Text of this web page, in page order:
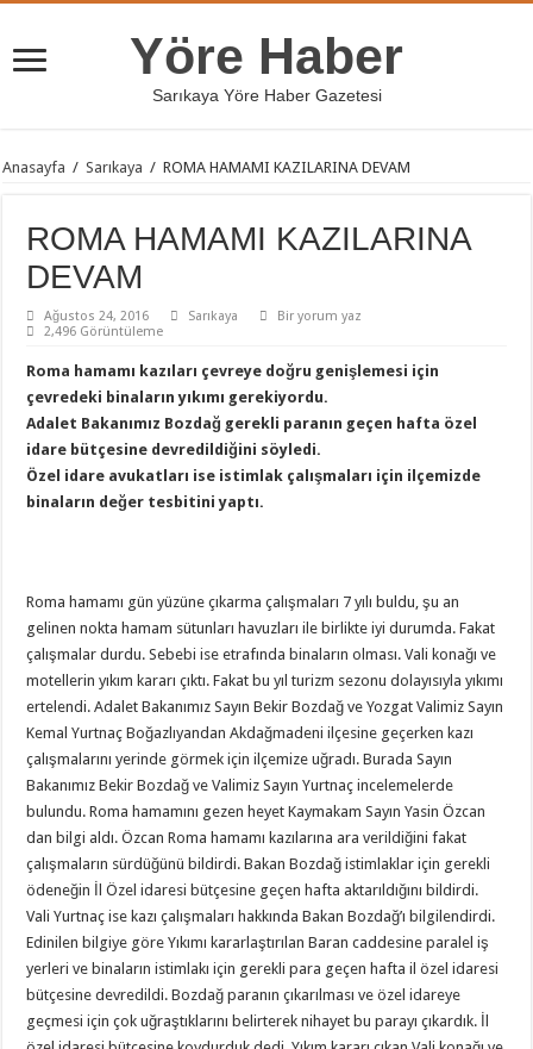
Yöre Haber
Sarıkaya Yöre Haber Gazetesi
Anasayfa / Sarıkaya / ROMA HAMAMI KAZILARINA DEVAM
ROMA HAMAMI KAZILARINA
DEVAM
Ağustos 24, 2016 Sarıkaya
Bir yorum yaz
2,496 Görüntüleme
Roma hamamı kazıları çevreye doğru genişlemesi için
çevredeki binaların yıkımı gerekiyordu.
Adalet Bakanımız Bozdağ gerekli paranın geçen hafta özel
idare bütçesine devredildiğini söyledi.
Özel idare avukatları ise istimlak çalışmaları için ilçemizde
binaların değer tesbitini yaptı.
Roma hamamı gün yüzüne çıkarma çalışmaları 7 yılı buldu, şu an
gelinen nokta hamam sütunları havuzları ile birlikte iyi durumda. Fakat
çalışmalar durdu. Sebebi ise etrafında binaların olması. Vali konağı ve
motellerin yıkım kararı çıktı. Fakat bu yıl turizm sezonu dolayısıyla yıkımı
ertelendi. Adalet Bakanımız Sayın Bekir Bozdağ ve Yozgat Valimiz Sayın
Kemal Yurtnaç Boğazlıyandan Akdağmadeni ilçesine geçerken kazı
çalışmalarını yerinde görmek için ilçemize uğradı. Burada Sayın
Bakanımız Bekir Bozdağ ve Valimiz Sayın Yurtnaç incelemelerde
bulundu. Roma hamamını gezen heyet Kaymakam Sayın Yasin Özcan
dan bilgi aldı. Özcan Roma hamamı kazılarına ara verildiğini fakat
çalışmaların sürdüğünü bildirdi. Bakan Bozdağ istimlaklar için gerekli
ödeneğin İl Özel idaresi bütçesine geçen hafta aktarıldığını bildirdi.
Vali Yurtnaç ise kazı çalışmaları hakkında Bakan Bozdağ’ı bilgilendirdi.
Edinilen bilgiye göre Yıkımı kararlaştırılan Baran caddesine paralel iş
yerleri ve binaların istimlakı için gerekli para geçen hafta il özel idaresi
bütçesine devredildi. Bozdağ paranın çıkarılması ve özel idareye
geçmesi için çok uğraştıklarını belirterek nihayet bu parayı çıkardık. İl